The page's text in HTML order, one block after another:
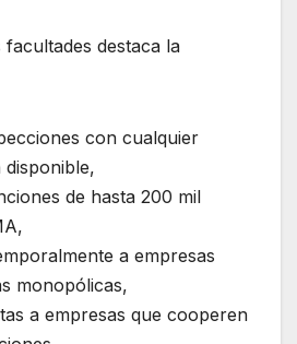
destaca la
con cualquier
disponible,
de hasta 200 mil
a empresas
monopólicas,
a empresas que cooperen